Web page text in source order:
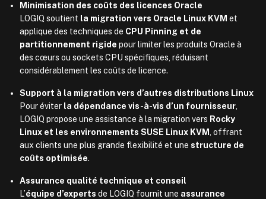
Minimisation des coûts des licences Oracle
LOGIQ soutient la migration vers Oracle Linux KVM et
applique des techniques de CPU Pinning et de
partitionnement rigide pour limiter les produits Oracle à
des cœurs ou sockets CPU spécifiques, réduisant
considérablement les coûts de licence.
Support à la migration vers d’autres distributions Linux
Pour éviter la dépendance vis-à-vis d’un fournisseur
LOGIQ propose une assistance à la migration vers Rocky
Linux et les environnements SUSE Linux KVM , offrant
aux clients une plus grande flexibilité et une structure de
coûts optimisée.
Assurance qualité technique et conseil
L’équipe d’experts de LOGIQ fournit une assurance